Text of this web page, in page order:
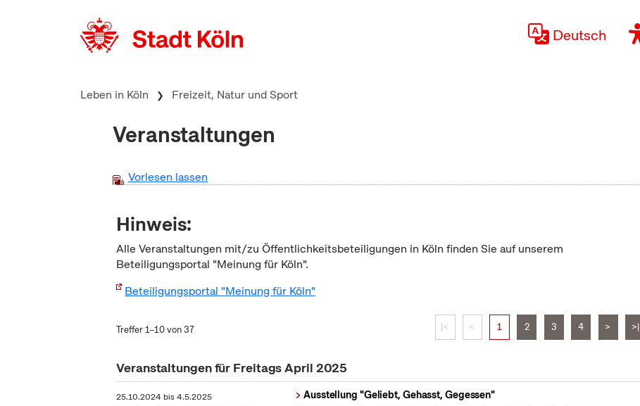
Deutsch
Leben in Köln Freizeit, Natur und Sport
Veranstaltungen
Vorlesen lassen
Hinweis:
Alle Veranstaltungen mit/zu Öffentlichkeitsbeteiligungen in Köln finden Sie auf unserem
Beteiligungsportal "Meinung für Köln".
Beteiligungsportal "Meinung für Köln"
Treffer 1–10 von 37 |< < 1 2 3 4 > >|
Veranstaltungen für Freitags April 2025
25.10.2024 bis4.5.2025
Ausstellung "Geliebt, Gehasst, Gegessen"